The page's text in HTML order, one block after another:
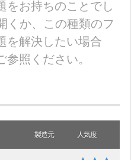
をお持ちのことでし
くか、この種類のフ
を解決したい場合
照ください。
製造元 人気度